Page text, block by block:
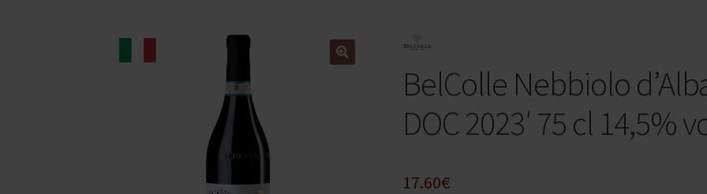
BelColle Nebbiolo
DOC 2023′ 75 cl 14,5%
17.60€